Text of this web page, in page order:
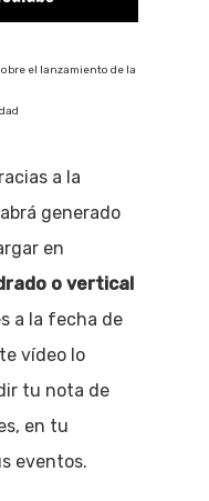
el lanzamiento de la
a la
generado
en
o vertical
a la fecha de
vídeo lo
tu nota de
en tu
eventos.